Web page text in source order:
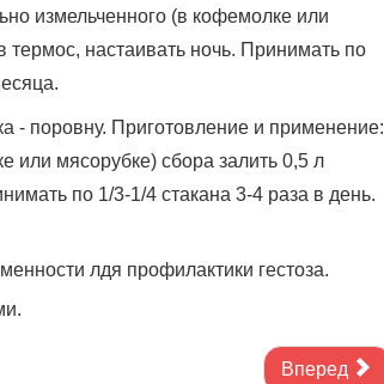
измельченного (в кофемолке или
термос, настаивать ночь. Принимать по
- поровну. Приготовление и применение:
или мясорубке) сбора залить 0,5 л
по 1/3-1/4 стакана 3-4 раза в день.
лдя профилактики гестоза.
Вперед